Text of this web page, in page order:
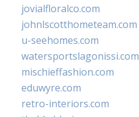
jovialfloralco.com
johnlscotthometeam.com
u-seehomes.com
watersportslagonissi.com
mischieffashion.com
eduwyre.com
retro-interiors.com